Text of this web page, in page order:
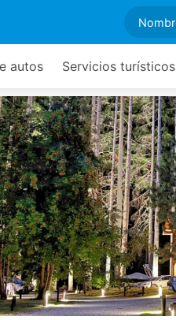
autos Servicios turísticos